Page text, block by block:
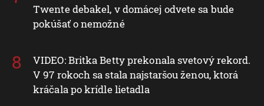
Twente debakel, v domácej odvete sa bude
pokúšať o nemožné
VIDEO: Britka Betty prekonala svetový rekord.
V 97 rokoch sa stala najstaršou ženou, ktorá
kráčala po krídle lietadla